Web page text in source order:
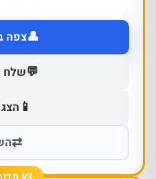
👤צפה
💬שלח
📱
⇄